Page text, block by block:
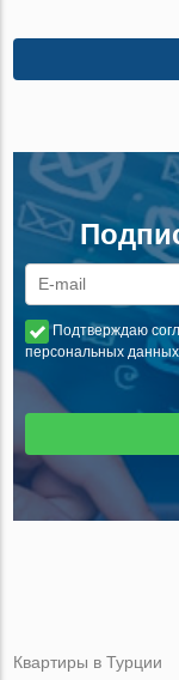
Подтверждаю
персональных данных
Квартиры в Турции